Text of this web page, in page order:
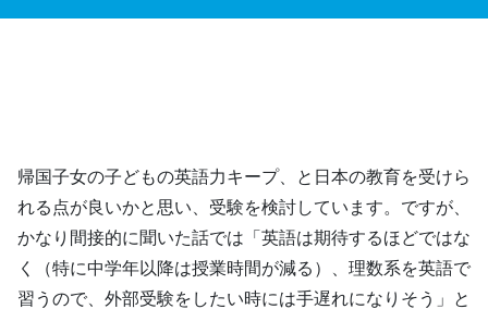
帰国子女の子どもの英語力キープ、と日本の教育を受けら
れる点が良いかと思い、受験を検討しています。ですが、
かなり間接的に聞いた話では「英語は期待するほどではな
く（特に中学年以降は授業時間が減る）、理数系を英語で
習うので、外部受験をしたい時には手遅れになりそう」と